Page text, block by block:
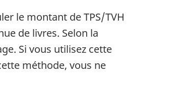
le montant de TPS/TVH
de livres. Selon la
Si vous utilisez cette
méthode, vous ne